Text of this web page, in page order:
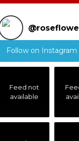
@
Follow on Instagram
Feed not
available